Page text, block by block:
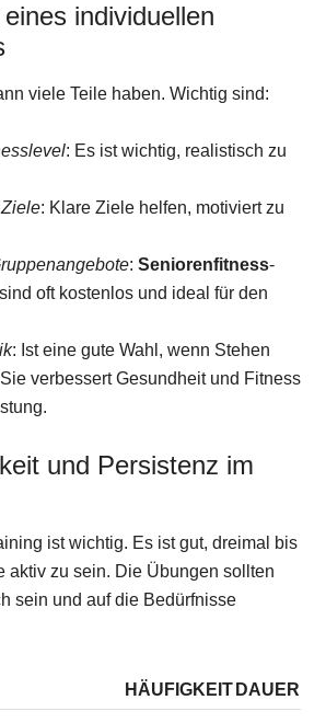
individuellen
viele Teile haben. Wichtig sind:
: Es ist wichtig, realistisch zu
: Klare Ziele helfen, motiviert zu
:Seniorenfitness-
oft kostenlos und ideal für den
: Ist eine gute Wahl, wenn Stehen
verbessert Gesundheit und Fitness
und Persistenz im
ist wichtig. Es ist gut, dreimal bis
aktiv zu sein. Die Übungen sollten
sein und auf die Bedürfnisse
HÄUFIGKEIT DAUER